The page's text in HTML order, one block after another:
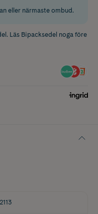
eller närmaste ombud.
Läs Bipacksedel noga före